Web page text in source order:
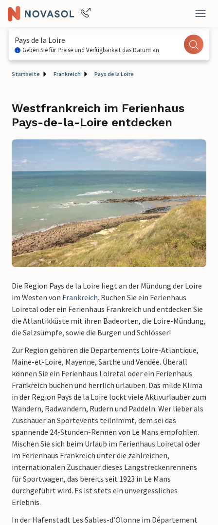
Pays de la Loire
Geben Sie für Preise und Verfügbarkeit das Datum an
Startseite Frankreich Pays de la Loire
Westfrankreich im Ferienhaus
Pays-de-la-Loire entdecken
Die Region Pays de la Loire liegt an der Mündung der Loire
im Westen von Frankreich. Buchen Sie ein Ferienhaus
Loiretal oder ein Ferienhaus Frankreich und entdecken Sie
die Atlantikküste mit ihren Badeorten, die Loire-Mündung,
die Salzsümpfe, sowie die Burgen und Schlösser!
Zur Region gehören die Departements Loire-Atlantique,
Maine-et-Loire, Mayenne, Sarthe und Vendée. Überall
können Sie ein Ferienhaus Loiretal oder ein Ferienhaus
Frankreich buchen und herrlich urlauben. Das milde Klima
in der Region Pays de la Loire lockt viele Aktivurlauber zum
Wandern, Radwandern, Rudern und Paddeln. Wer lieber als
Zuschauer an Sportevents teilnimmt, dem sei das
spannende 24-Stunden-Rennen von Le Mans empfohlen.
Mischen Sie sich beim Urlaub im Ferienhaus Loiretal oder
im Ferienhaus Frankreich unter die zahlreichen,
internationalen Zuschauer dieses Langstreckenrennens
für Sportwagen, das bereits seit 1923 in Le Mans
durchgeführt wird. Es ist stets ein unvergessliches
Erlebnis.
In der Hafenstadt Les Sables-d’Olonne im Département